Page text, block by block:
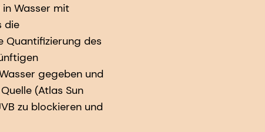
Wasser mit
die
Quantifizierung des
gegeben und
(Atlas Sun
zu blockieren und